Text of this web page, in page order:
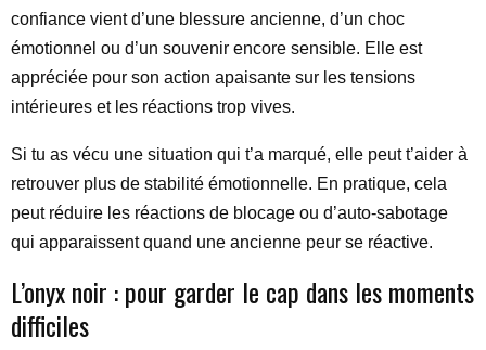
confiance vient d’une blessure ancienne, d’un choc
émotionnel ou d’un souvenir encore sensible. Elle est
appréciée pour son action apaisante sur les tensions
intérieures et les réactions trop vives.
Si tu as vécu une situation qui t’a marqué, elle peut t’aider à
retrouver plus de stabilité émotionnelle. En pratique, cela
peut réduire les réactions de blocage ou d’auto-sabotage
qui apparaissent quand une ancienne peur se réactive.
L’onyx noir : pour garder le cap dans les moments
difficiles